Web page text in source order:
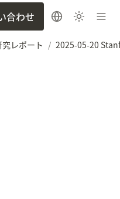
合わせ
レポート /